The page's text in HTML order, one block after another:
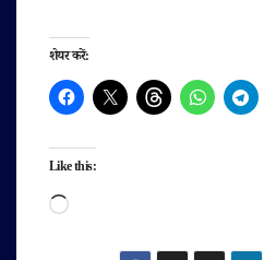
शेयर करें:
Like this:
Loading…